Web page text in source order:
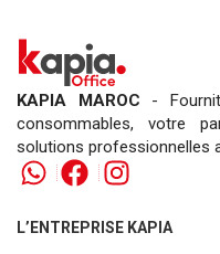
KAPIA MAROC -
consommables, votre
solutions professionnelles
L’ENTREPRISE KAPIA